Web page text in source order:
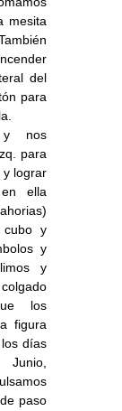
mesita
del
para
y nos
para
y lograr
ella
y
y
y
los
figura
días
paso